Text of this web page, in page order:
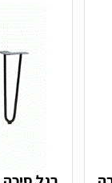
פרטים נוספים